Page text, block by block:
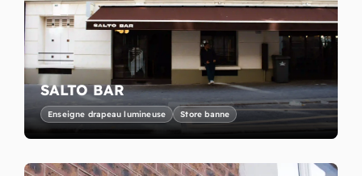
SALTO BAR
Enseigne drapeau lumineuse Store banne